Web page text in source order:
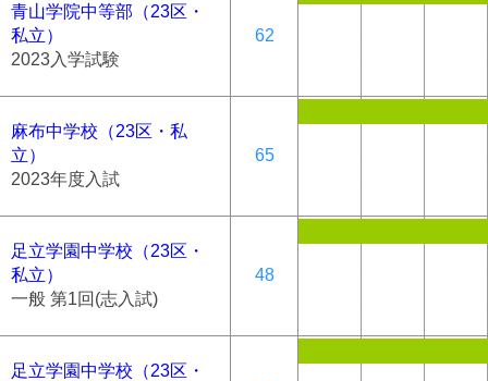
青山学院中等部（23区・
私立）
2023入学試験
62
麻布中学校（23区・私
立）
2023年度入試
65
足立学園中学校（23区・
私立）
一般 第1回(志入試)
48
足立学園中学校（23区・